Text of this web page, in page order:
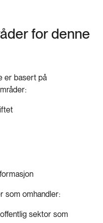
for denne
er basert på
som omhandler:
sektor som